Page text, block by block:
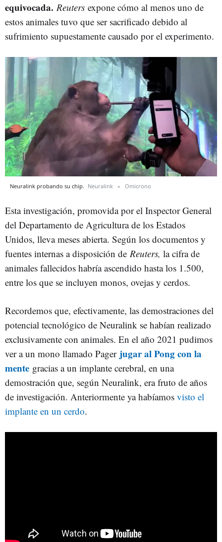
equivocada. Reuters expone cómo al menos uno de
estos animales tuvo que ser sacrificado debido al
sufrimiento supuestamente causado por el experimento.
Neuralink probando su chip. Neuralink Omicrono
Esta investigación, promovida por el Inspector General
del Departamento de Agricultura de los Estados
Unidos, lleva meses abierta. Según los documentos y
fuentes internas a disposición de Reuters, la cifra de
animales fallecidos habría ascendido hasta los 1.500,
entre los que se incluyen monos, ovejas y cerdos.
Recordemos que, efectivamente, las demostraciones del
potencial tecnológico de Neuralink se habían realizado
exclusivamente con animales. En el año 2021 pudimos
ver a un mono llamado Pager jugar al Pong con la
mente gracias a un implante cerebral, en una
demostración que, según Neuralink, era fruto de años
de investigación. Anteriormente ya habíamos visto el
implante en un cerdo.